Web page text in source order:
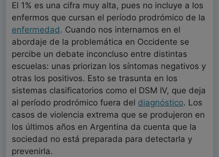
El 1% es una cifra muy alta, pues no incluye a los
enfermos que cursan el período prodrómico de la
enfermedad. Cuando nos internamos en el
abordaje de la problemática en Occidente se
percibe un debate inconcluso entre distintas
escuelas: unas priorizan los síntomas negativos y
otras los positivos. Esto se trasunta en los
sistemas clasificatorios como el DSM IV, que deja
al período prodrómico fuera del diagnóstico. Los
casos de violencia extrema que se produjeron en
los últimos años en Argentina da cuenta que la
sociedad no está preparada para detectarla y
prevenirla.